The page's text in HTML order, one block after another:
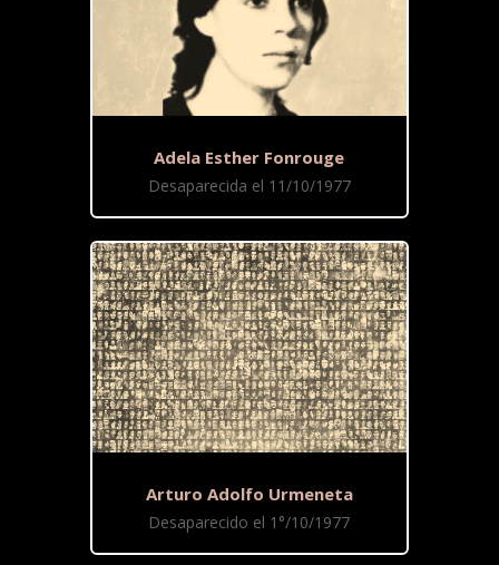
Adela Esther Fonrouge
Desaparecida el 11/10/1977
Arturo Adolfo Urmeneta
Desaparecido el 1°/10/1977